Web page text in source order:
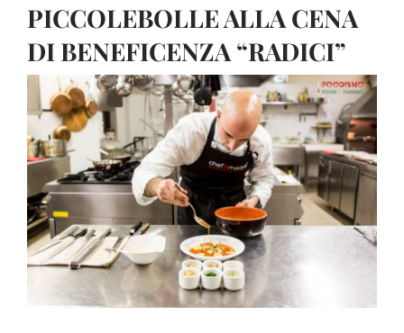
Chi siamo
Accoglienza
News
Contatti
PICCOLEBOLLE ALLA CENA
DI BENEFICENZA “RADICI”
Ingrandisci
immagine